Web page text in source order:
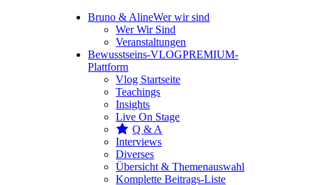
Bruno & AlineWer wir sind
Wer Wir Sind
Veranstaltungen
Bewusstseins-VLOGPREMIUM-
Plattform
Vlog Startseite
Teachings
Insights
Live On Stage
Q & A
Interviews
Diverses
Übersicht & Themenauswahl
Komplette Beitrags-Liste